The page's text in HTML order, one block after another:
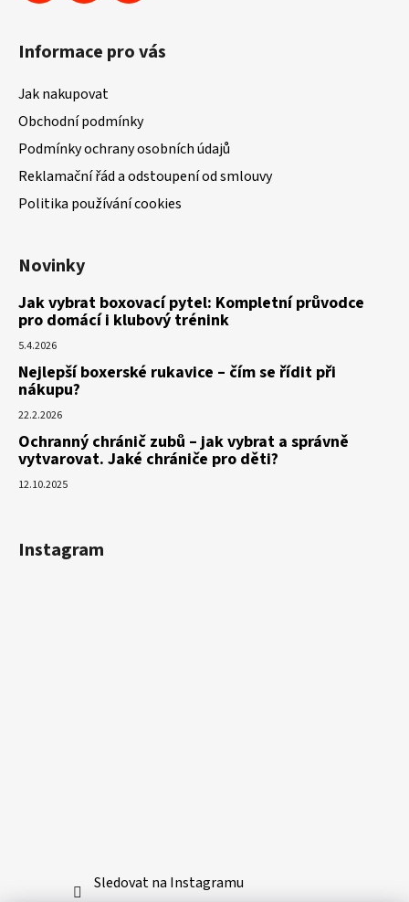
Informace pro vás
Jak nakupovat
Obchodní podmínky
Podmínky ochrany osobních údajů
Reklamační řád a odstoupení od smlouvy
Politika používání cookies
Novinky
Jak vybrat boxovací pytel: Kompletní průvodce
pro domácí i klubový trénink
5.4.2026
Nejlepší boxerské rukavice – čím se řídit při
nákupu?
22.2.2026
Ochranný chránič zubů – jak vybrat a správně
vytvarovat. Jaké chrániče pro děti?
12.10.2025
Instagram
Sledovat na Instagramu